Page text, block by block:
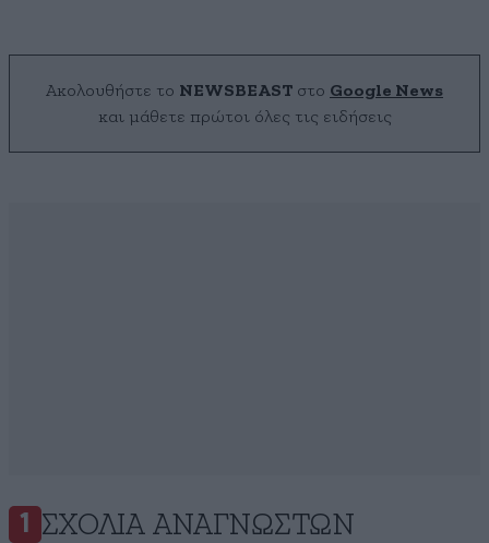
Ακολουθήστε το NEWSBEAST στο Google News
και μάθετε πρώτοι όλες τις ειδήσεις
1 ΣΧΌΛΙΑ ΑΝΑΓΝΩΣΤΏΝ